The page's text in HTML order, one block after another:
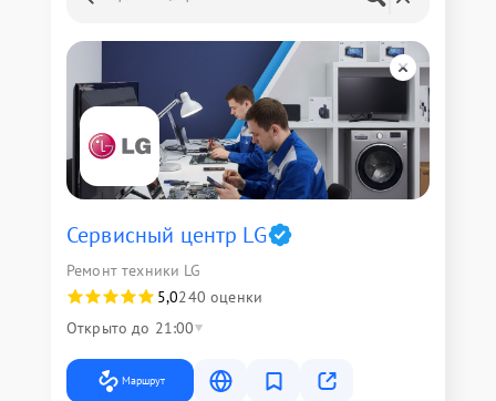
Сервисный центр LG
Ремонт техники LG
5,0240 оценки
Открыто до 21:00
Маршрут